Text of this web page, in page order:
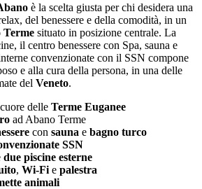
è la scelta giusta per chi desidera una
del benessere e della comodità, in un
Terme situato in posizione centrale. La
il centro benessere con Spa, sauna e
convenzionate con il SSN compone
e alla cura della persona, in una delle
del Veneto.
delle Terme Euganee
ad Abano Terme
con sauna e bagno turco
SSN
due piscine esterne
, Wi-Fi e palestra
animali